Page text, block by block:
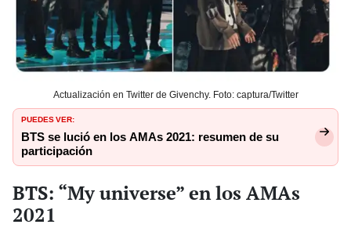
Actualización en Twitter de Givenchy. Foto: captura/Twitter
PUEDES VER:
BTS se lució en los AMAs 2021: resumen de su
participación
BTS: “My universe” en los AMAs
2021